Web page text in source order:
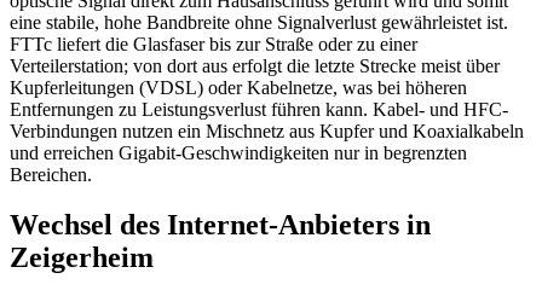
eine stabile, hohe Bandbreite ohne Signalverlust gewährleistet ist.
FTTc liefert die Glasfaser bis zur Straße oder zu einer
Verteilerstation; von dort aus erfolgt die letzte Strecke meist über
Kupferleitungen (VDSL) oder Kabelnetze, was bei höheren
Entfernungen zu Leistungsverlust führen kann. Kabel- und HFC-
Verbindungen nutzen ein Mischnetz aus Kupfer und Koaxialkabeln
und erreichen Gigabit-Geschwindigkeiten nur in begrenzten
Bereichen.
Wechsel des Internet-Anbieters in
Zeigerheim